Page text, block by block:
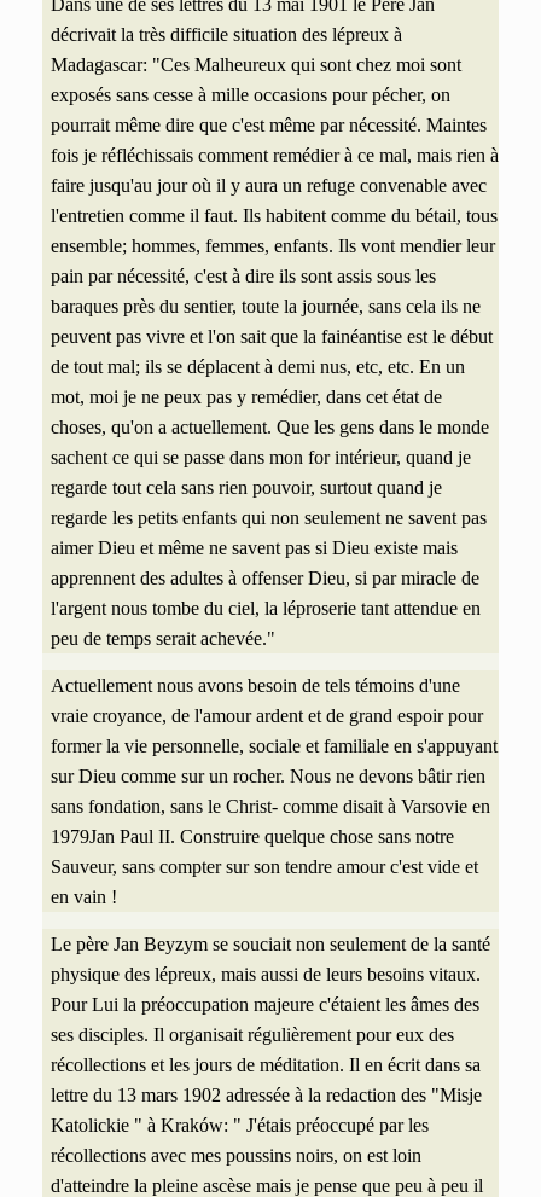
décrivait la très difficile situation des lépreux à
Madagascar: "Ces Malheureux qui sont chez moi sont
exposés sans cesse à mille occasions pour pécher, on
pourrait même dire que c'est même par nécessité. Maintes
fois je réfléchissais comment remédier à ce mal, mais rien à
faire jusqu'au jour où il y aura un refuge convenable avec
l'entretien comme il faut. Ils habitent comme du bétail, tous
ensemble; hommes, femmes, enfants. Ils vont mendier leur
pain par nécessité, c'est à dire ils sont assis sous les
baraques près du sentier, toute la journée, sans cela ils ne
peuvent pas vivre et l'on sait que la fainéantise est le début
de tout mal; ils se déplacent à demi nus, etc, etc. En un
mot, moi je ne peux pas y remédier, dans cet état de
choses, qu'on a actuellement. Que les gens dans le monde
sachent ce qui se passe dans mon for intérieur, quand je
regarde tout cela sans rien pouvoir, surtout quand je
regarde les petits enfants qui non seulement ne savent pas
aimer Dieu et même ne savent pas si Dieu existe mais
apprennent des adultes à offenser Dieu, si par miracle de
l'argent nous tombe du ciel, la léproserie tant attendue en
peu de temps serait achevée."
Actuellement nous avons besoin de tels témoins d'une
vraie croyance, de l'amour ardent et de grand espoir pour
former la vie personnelle, sociale et familiale en s'appuyant
sur Dieu comme sur un rocher. Nous ne devons bâtir rien
sans fondation, sans le Christ- comme disait à Varsovie en
1979Jan Paul II. Construire quelque chose sans notre
Sauveur, sans compter sur son tendre amour c'est vide et
en vain !
Le père Jan Beyzym se souciait non seulement de la santé
physique des lépreux, mais aussi de leurs besoins vitaux.
Pour Lui la préoccupation majeure c'étaient les âmes des
ses disciples. Il organisait régulièrement pour eux des
récollections et les jours de méditation. Il en écrit dans sa
lettre du 13 mars 1902 adressée à la redaction des "Misje
Katolickie " à Kraków: " J'étais préoccupé par les
récollections avec mes poussins noirs, on est loin
d'atteindre la pleine ascèse mais je pense que peu à peu il